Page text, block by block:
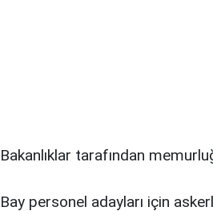
Bakanlıklar tarafından
Bay personel adayları için